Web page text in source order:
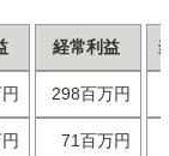
経常利益
298百万円
71百万円